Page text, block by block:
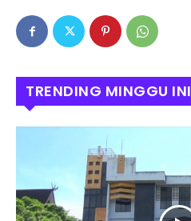
TRENDING MINGGU INI